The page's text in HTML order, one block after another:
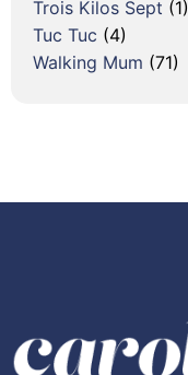
Trois Kilos Sept (1)
Tuc Tuc (4)
Walking Mum (71)